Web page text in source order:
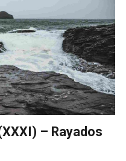
– Rayados